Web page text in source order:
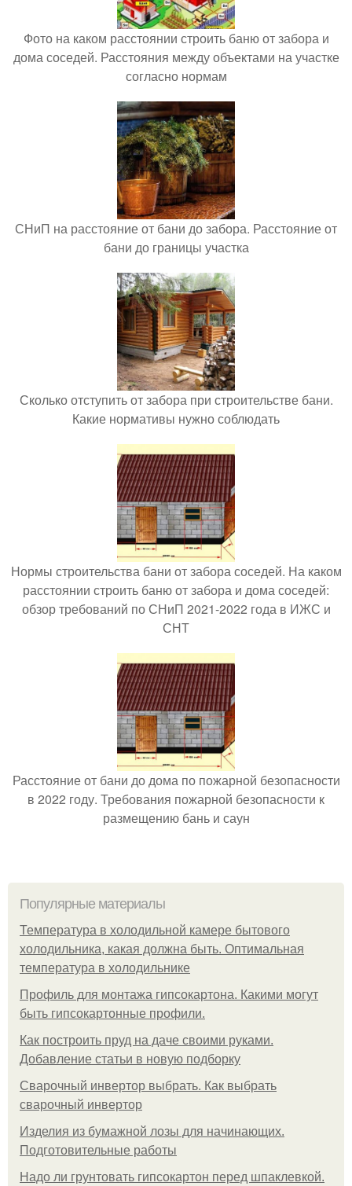
Фото на каком расстоянии строить баню от забора и
дома соседей. Расстояния между объектами на участке
согласно нормам
СНиП на расстояние от бани до забора. Расстояние от
бани до границы участка
Сколько отступить от забора при строительстве бани.
Какие нормативы нужно соблюдать
Нормы строительства бани от забора соседей. На каком
расстоянии строить баню от забора и дома соседей:
обзор требований по СНиП 2021-2022 года в ИЖС и
СНТ
Расстояние от бани до дома по пожарной безопасности
в 2022 году. Требования пожарной безопасности к
размещению бань и саун
Популярные материалы
Температура в холодильной камере бытового
холодильника, какая должна быть. Оптимальная
температура в холодильнике
Профиль для монтажа гипсокартона. Какими могут
быть гипсокартонные профили.
Как построить пруд на даче своими руками.
Добавление статьи в новую подборку
Сварочный инвертор выбрать. Как выбрать
сварочный инвертор
Изделия из бумажной лозы для начинающих.
Подготовительные работы
Надо ли грунтовать гипсокартон перед шпаклевкой.